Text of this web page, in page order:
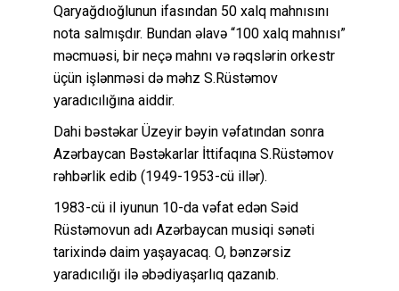
Qaryağdıoğlunun ifasından 50 xalq mahnısını
nota salmışdır. Bundan əlavə “100 xalq mahnısı”
məcmuəsi, bir neçə mahnı və rəqslərin orkestr
üçün işlənməsi də məhz S.Rüstəmov
yaradıcılığına aiddir.
Dahi bəstəkar Üzeyir bəyin vəfatından sonra
Azərbaycan Bəstəkarlar İttifaqına S.Rüstəmov
rəhbərlik edib (1949-1953-cü illər).
1983-cü il iyunun 10-da vəfat edən Səid
Rüstəmovun adı Azərbaycan musiqi sənəti
tarixində daim yaşayacaq. O, bənzərsiz
yaradıcılığı ilə əbədiyaşarlıq qazanıb.